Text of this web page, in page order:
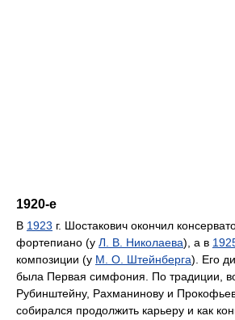
1920-е
В 1923 г. Шостакович окончил
фортепиано (у Л. В. Николаева), а в
композиции (у М. О. Штейнберга). Его
была Первая симфония. По традиции,
Рубинштейну, Рахманинову и
собирался продолжить карьеру и как